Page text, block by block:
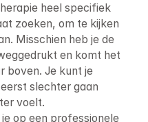
heel specifiek
zoeken, om te kijken
Misschien heb je de
en komt het
boven. Je kunt je
slechter gaan
voelt.
op een professionele